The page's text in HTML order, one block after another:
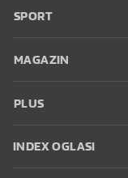
SPORT
MAGAZIN
PLUS
INDEX OGLASI